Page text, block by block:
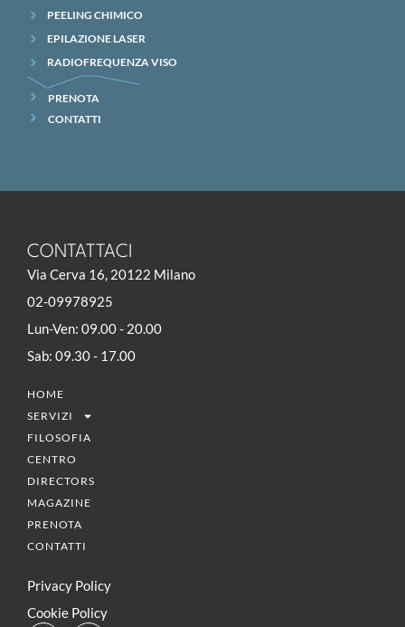
PEELING CHIMICO
EPILAZIONE LASER
RADIOFREQUENZA VISO
PRENOTA
CONTATTI
CONTATTACI
Via Cerva 16, 20122 Milano
02-09978925
Lun-Ven: 09.00 - 20.00
Sab: 09.30 - 17.00
HOME
SERVIZI
FILOSOFIA
CENTRO
DIRECTORS
MAGAZINE
PRENOTA
CONTATTI
Privacy Policy
Cookie Policy